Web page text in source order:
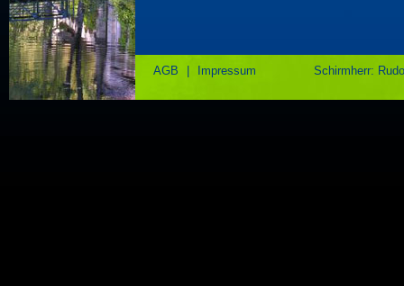
AGB Impressum Schirmherr: